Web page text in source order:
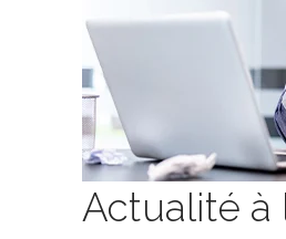
Actualité à